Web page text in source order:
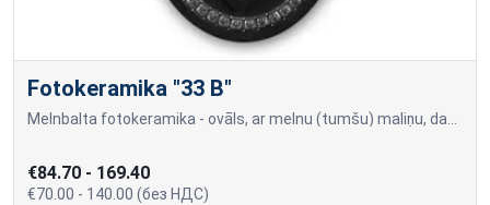
Fotokeramika "33 B"
Melnbalta fotokeramika - ovāls, ar melnu (tumšu) maliņu, dažādi izmēri: 9x12cm=70,00; 10x15cm=80,00; 13x18cm=90,00; 18x24cm=140,00 Cena var mainīties, ja papildus tiek piev
€84.70 - 169.40
€70.00 - 140.00 (без НДС)